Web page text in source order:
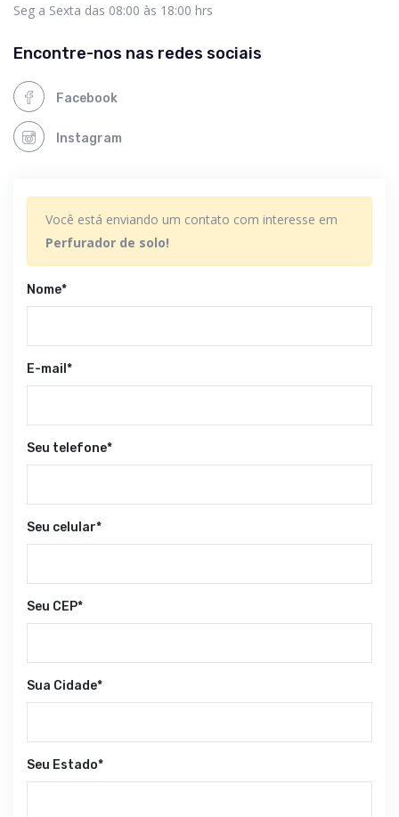
Seg a Sexta das 08:00 às 18:00 hrs
Encontre-nos nas redes sociais
Facebook
Instagram
Você está enviando um contato com interesse em
Perfurador de solo!
Nome*
E-mail*
Seu telefone*
Seu celular*
Seu CEP*
Sua Cidade*
Seu Estado*